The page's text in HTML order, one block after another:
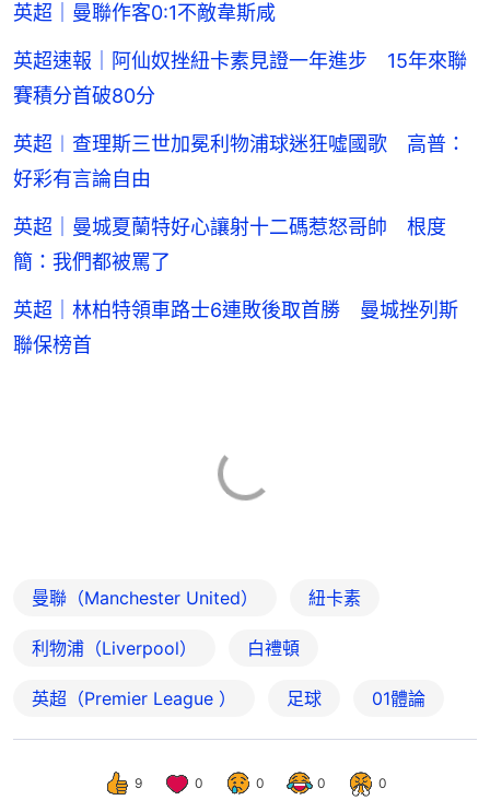
英超｜曼聯作客0:1不敵韋斯咸
英超速報｜阿仙奴挫紐卡素見證一年進步 15年來聯
賽積分首破80分
英超︱查理斯三世加冕利物浦球迷狂噓國歌 高普：
好彩有言論自由
英超｜曼城夏蘭特好心讓射十二碼惹怒哥帥 根度
簡：我們都被罵了
英超｜林柏特領車路士6連敗後取首勝 曼城挫列斯
聯保榜首
曼聯（Manchester United） 紐卡素
利物浦（Liverpool） 白禮頓
英超（Premier League ） 足球 01體論
9 0 0 0 0